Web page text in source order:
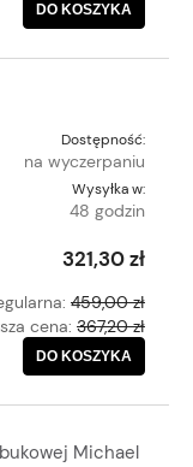
DO KOSZYKA
Dostępność:
na wyczerpaniu
Wysyłka w:
48 godzin
321,30 zł
459,00 zł
cena: 367,20 zł
DO KOSZYKA
Michael